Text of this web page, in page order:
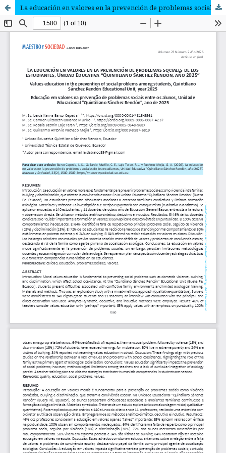
La educación en valores en la prevención de problemas sociales de los estudiantes, Unidad Educativa “Quintiliano Sánchez Rendón, año 2025”